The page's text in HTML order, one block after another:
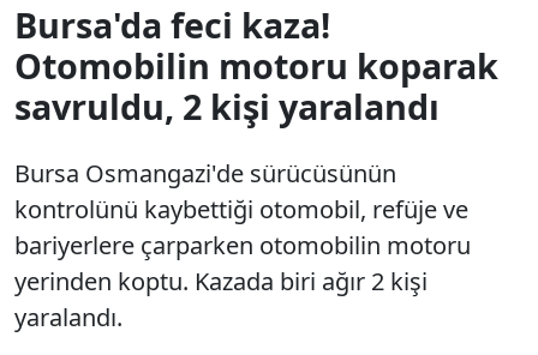
Bursa'da feci kaza!
Otomobilin motoru koparak
savruldu, 2 kişi yaralandı
Bursa Osmangazi'de sürücüsünün
kontrolünü kaybettiği otomobil, refüje ve
bariyerlere çarparken otomobilin motoru
yerinden koptu. Kazada biri ağır 2 kişi
yaralandı.